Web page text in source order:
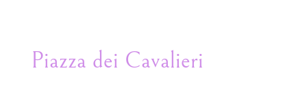
Piazza dei Cavalieri